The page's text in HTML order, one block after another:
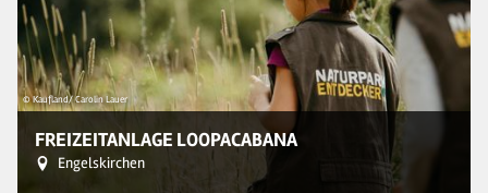
© Kaufland/ Carolin Lauer
FREIZEITANLAGE LOOPACABANA
Engelskirchen